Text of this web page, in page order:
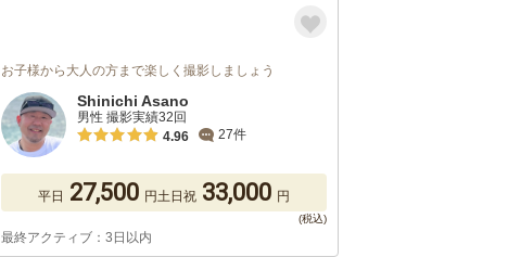
お子様から大人の方まで楽しく撮影しましょう
Shinichi Asano
男性 撮影実績32回
4.96
27件
平日 27,500 円土日祝 33,000 円
最終アクティブ：3日以内